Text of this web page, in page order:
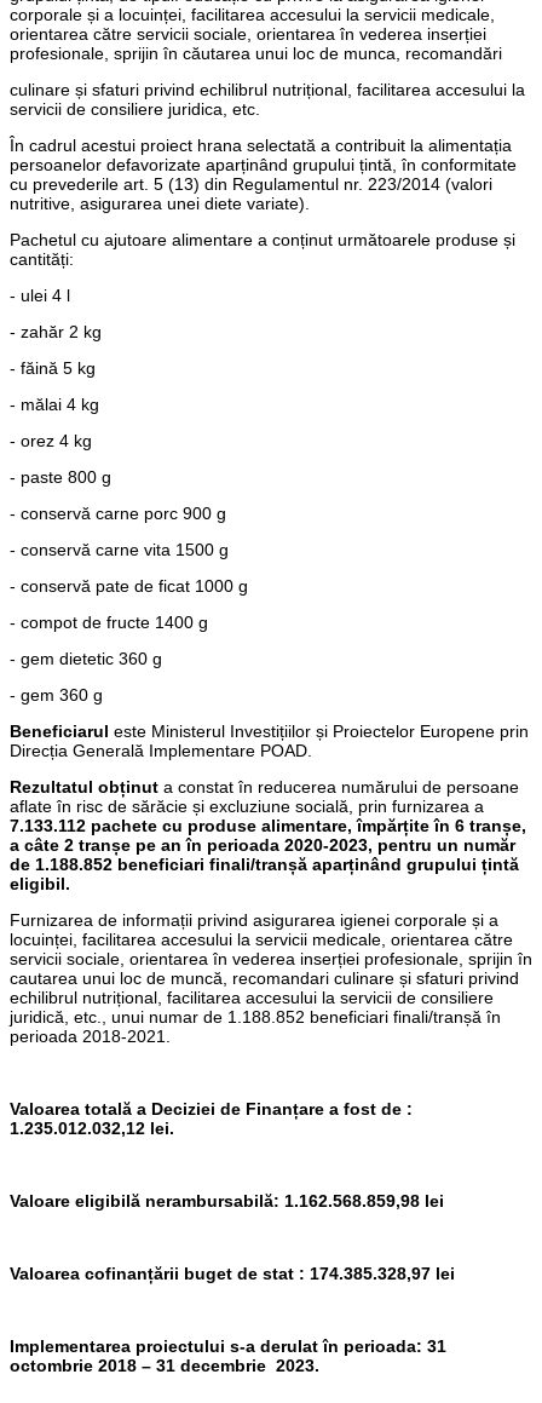
corporale și a locuinței, facilitarea accesului la servicii medicale,
orientarea către servicii sociale, orientarea în vederea inserției
profesionale, sprijin în căutarea unui loc de munca, recomandări
culinare și sfaturi privind echilibrul nutrițional, facilitarea accesului la
servicii de consiliere juridica, etc.
În cadrul acestui proiect hrana selectată a contribuit la alimentația
persoanelor defavorizate aparținând grupului țintă, în conformitate
cu prevederile art. 5 (13) din Regulamentul nr. 223/2014 (valori
nutritive, asigurarea unei diete variate).
Pachetul cu ajutoare alimentare a conținut următoarele produse și
cantități:
- ulei 4 l
- zahăr 2 kg
- făină 5 kg
- mălai 4 kg
- orez 4 kg
- paste 800 g
- conservă carne porc 900 g
- conservă carne vita 1500 g
- conservă pate de ficat 1000 g
- compot de fructe 1400 g
- gem dietetic 360 g
- gem 360 g
Beneficiarul este Ministerul Investițiilor și Proiectelor Europene prin
Direcția Generală Implementare POAD.
Rezultatul obținut a constat în reducerea numărului de persoane
aflate în risc de sărăcie și excluziune socială, prin furnizarea a
7.133.112 pachete cu produse alimentare, împărțite în 6 tranșe,
a câte 2 tranșe pe an în perioada 2020-2023, pentru un număr
de 1.188.852 beneficiari finali/tranșă aparținând grupului țintă
eligibil.
Furnizarea de informații privind asigurarea igienei corporale și a
locuinței, facilitarea accesului la servicii medicale, orientarea către
servicii sociale, orientarea în vederea inserției profesionale, sprijin în
cautarea unui loc de muncă, recomandari culinare și sfaturi privind
echilibrul nutrițional, facilitarea accesului la servicii de consiliere
juridică, etc., unui numar de 1.188.852 beneficiari finali/tranșă în
perioada 2018-2021.
Valoarea totală a Deciziei de Finanțare a fost de :
1.235.012.032,12 lei.
Valoare eligibilă nerambursabilă: 1.162.568.859,98 lei
Valoarea cofinanțării buget de stat : 174.385.328,97 lei
Implementarea proiectului s-a derulat în perioada: 31
octombrie 2018 – 31 decembrie 2023.